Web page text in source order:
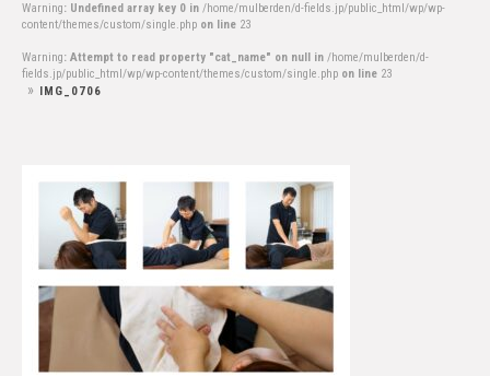
Warning: Undefined array key 0 in /home/mulberden/d-fields.jp/public_html/wp/wp-
content/themes/custom/single.php on line 23
Warning: Attempt to read property "cat_name" on null in /home/mulberden/d-
fields.jp/public_html/wp/wp-content/themes/custom/single.php on line 23
IMG_0706